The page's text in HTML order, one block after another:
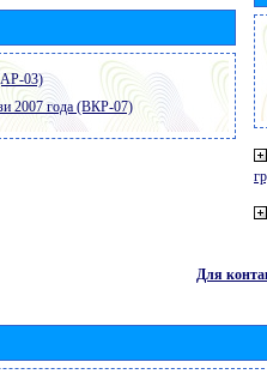
03)
2007 года (ВКР-07)
Для